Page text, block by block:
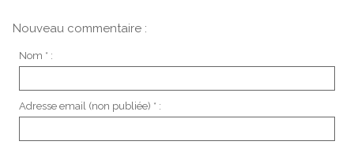
Nouveau commentaire :
Nom * :
Adresse email (non publiée) * :